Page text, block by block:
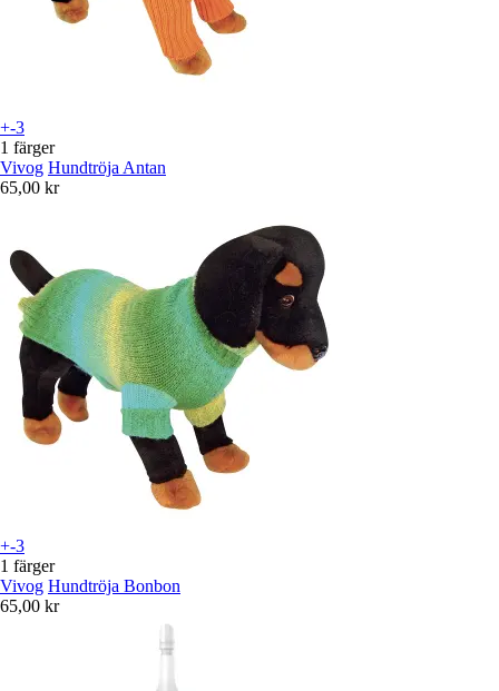
+-3
1 färger
Vivog Hundtröja Antan
65,00 kr
+-3
1 färger
Vivog Hundtröja Bonbon
65,00 kr